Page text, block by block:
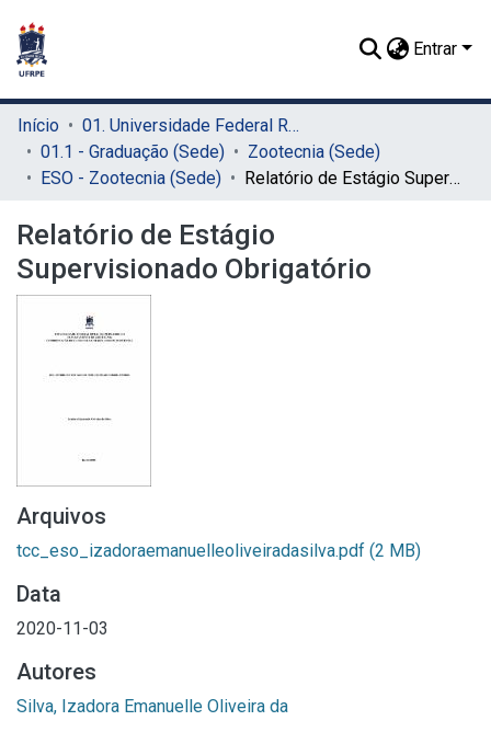
Entrar
Início
01. Universidade Federal Rural de Pernambuco - UFRPE (Sede)
01.1 - Graduação (Sede)
Zootecnia (Sede)
ESO - Zootecnia (Sede)
Relatório de Estágio Supervisionado Obrigatório
Relatório de Estágio
Supervisionado Obrigatório
Arquivos
tcc_eso_izadoraemanuelleoliveiradasilva.pdf (2 MB)
Data
2020-11-03
Autores
Silva, Izadora Emanuelle Oliveira da